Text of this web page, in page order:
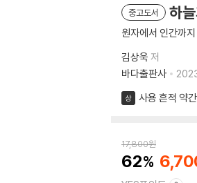
중고도서 하
원자에서 인간까지
김상욱 저
바다출판사
상 사용 흔적 약
17,800원
62